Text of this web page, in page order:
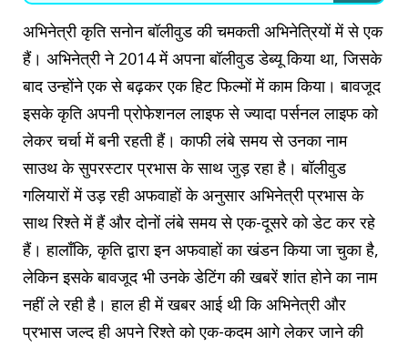
अभिनेत्री कृति सनोन बॉलीवुड की चमकती अभिनेत्रियों में से एक
हैं। अभिनेत्री ने 2014 में अपना बॉलीवुड डेब्यू किया था, जिसके
बाद उन्होंने एक से बढ़कर एक हिट फिल्मों में काम किया। बावजूद
इसके कृति अपनी प्रोफेशनल लाइफ से ज्यादा पर्सनल लाइफ को
लेकर चर्चा में बनी रहती हैं। काफी लंबे समय से उनका नाम
साउथ के सुपरस्टार प्रभास के साथ जुड़ रहा है। बॉलीवुड
गलियारों में उड़ रही अफवाहों के अनुसार अभिनेत्री प्रभास के
साथ रिश्ते में हैं और दोनों लंबे समय से एक-दूसरे को डेट कर रहे
हैं। हालाँकि, कृति द्वारा इन अफवाहों का खंडन किया जा चुका है,
लेकिन इसके बावजूद भी उनके डेटिंग की खबरें शांत होने का नाम
नहीं ले रही है। हाल ही में खबर आई थी कि अभिनेत्री और
प्रभास जल्द ही अपने रिश्ते को एक-कदम आगे लेकर जाने की